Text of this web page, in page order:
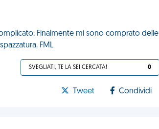
Finalmente mi sono comprato delle
FML
SVEGLIATI, TE LA SEI CERCATA! 0
Tweet Condividi